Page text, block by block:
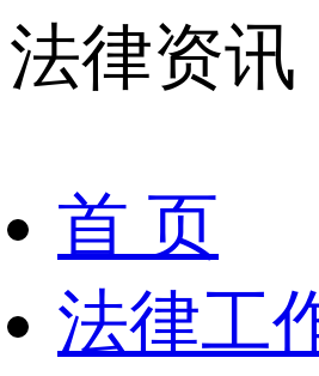
法律资讯
首 页
法律工